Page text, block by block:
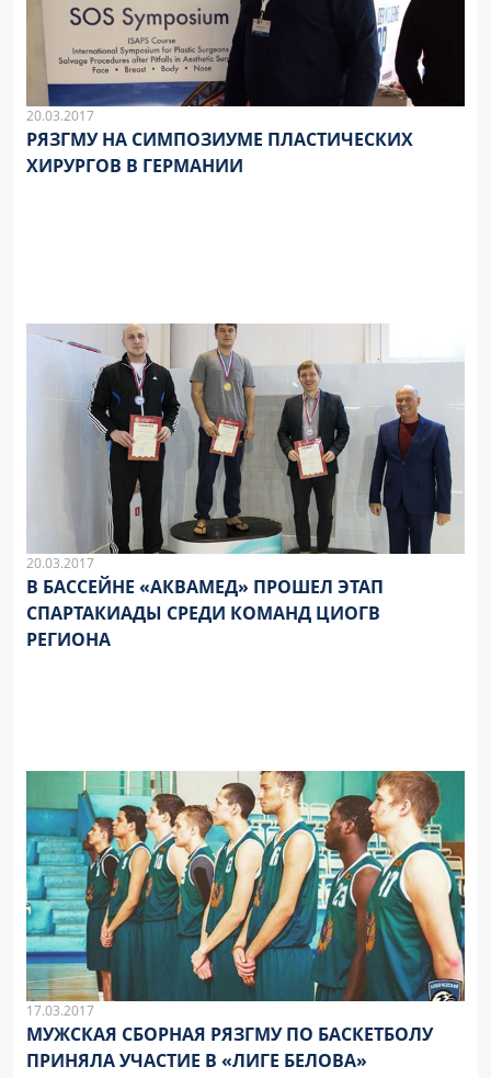
20.03.2017
РЯЗГМУ НА СИМПОЗИУМЕ ПЛАСТИЧЕСКИХ
ХИРУРГОВ В ГЕРМАНИИ
20.03.2017
В БАССЕЙНЕ «АКВАМЕД» ПРОШЕЛ ЭТАП
СПАРТАКИАДЫ СРЕДИ КОМАНД ЦИОГВ
РЕГИОНА
17.03.2017
МУЖСКАЯ СБОРНАЯ РЯЗГМУ ПО БАСКЕТБОЛУ
ПРИНЯЛА УЧАСТИЕ В «ЛИГЕ БЕЛОВА»